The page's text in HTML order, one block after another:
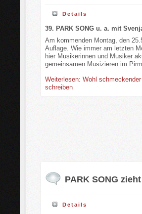
Details
39. PARK SONG u. a. mit
Am kommenden Montag, den
Auflage. Wie immer am letzten
hier Musikerinnen und Musiker
gemeinsamen Musizieren im
Weiterlesen: Wohl
schreiben
PARK SONG
Details